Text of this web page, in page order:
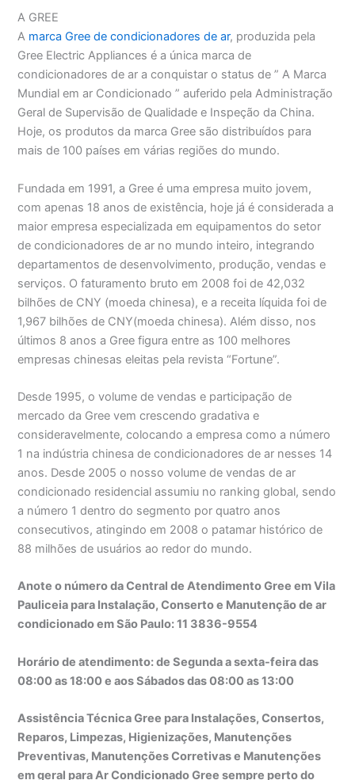
A GREE
A marca Gree de condicionadores de ar, produzida pela
Gree Electric Appliances é a única marca de
condicionadores de ar a conquistar o status de ” A Marca
Mundial em ar Condicionado ” auferido pela Administração
Geral de Supervisão de Qualidade e Inspeção da China.
Hoje, os produtos da marca Gree são distribuídos para
mais de 100 países em várias regiões do mundo.
Fundada em 1991, a Gree é uma empresa muito jovem,
com apenas 18 anos de existência, hoje já é considerada a
maior empresa especializada em equipamentos do setor
de condicionadores de ar no mundo inteiro, integrando
departamentos de desenvolvimento, produção, vendas e
serviços. O faturamento bruto em 2008 foi de 42,032
bilhões de CNY (moeda chinesa), e a receita líquida foi de
1,967 bilhões de CNY(moeda chinesa). Além disso, nos
últimos 8 anos a Gree figura entre as 100 melhores
empresas chinesas eleitas pela revista “Fortune”.
Desde 1995, o volume de vendas e participação de
mercado da Gree vem crescendo gradativa e
consideravelmente, colocando a empresa como a número
1 na indústria chinesa de condicionadores de ar nesses 14
anos. Desde 2005 o nosso volume de vendas de ar
condicionado residencial assumiu no ranking global, sendo
a número 1 dentro do segmento por quatro anos
consecutivos, atingindo em 2008 o patamar histórico de
88 milhões de usuários ao redor do mundo.
Anote o número da Central de Atendimento Gree em Vila
Pauliceia para Instalação, Conserto e Manutenção de ar
condicionado em São Paulo: 11 3836-9554
Horário de atendimento: de Segunda a sexta-feira das
08:00 as 18:00 e aos Sábados das 08:00 as 13:00
Assistência Técnica Gree para Instalações, Consertos,
Reparos, Limpezas, Higienizações, Manutenções
Preventivas, Manutenções Corretivas e Manutenções
em geral para Ar Condicionado Gree sempre perto do